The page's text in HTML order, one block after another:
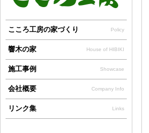
こころ工房の家づくり Policy
響木の家 House of HIBIKI
施工事例 Showcase
会社概要 Company Info
リンク集 Links